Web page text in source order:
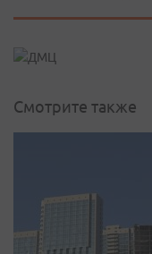
Смотрите также